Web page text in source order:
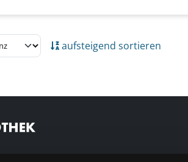
aufsteigend sortieren